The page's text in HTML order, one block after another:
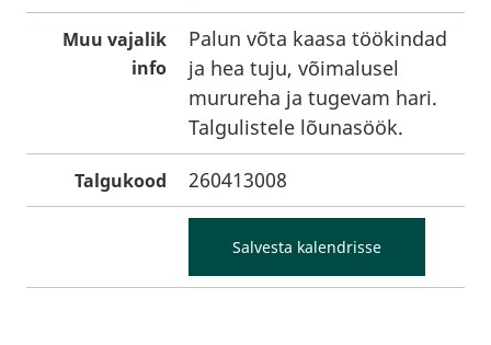
Muu vajalik
info
Palun võta kaasa töökindad
ja hea tuju, võimalusel
murureha ja tugevam hari.
Talgulistele lõunasöök.
Talgukood 260413008
Salvesta kalendrisse